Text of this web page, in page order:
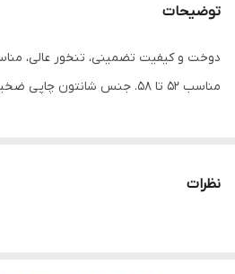
توضیحات
مناسب ۵۲ تا ۵۸. جنس شانتون چاپی ضخیم اعلا.
نظرات